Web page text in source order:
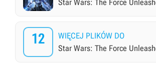
Star Wars: The Force
12
WIĘCEJ PLIKÓW DO
Star Wars: The Force